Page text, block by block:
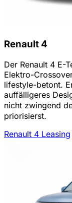
Renault 4
Der Renault 4 E-
Elektro-
lifestyle-betont.
auffälligeres
nicht zwingend
priorisierst.
Renault 4 Leasing